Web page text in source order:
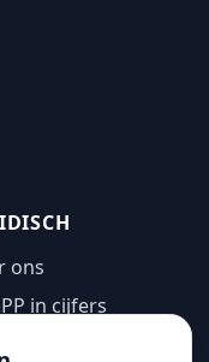
ons
in cijfers